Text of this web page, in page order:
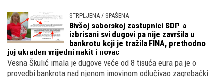
STRPLJENA / SPAŠENA
Bivšoj saborskoj zastupnici SDP-a
izbrisani svi dugovi pa nije završila u
bankrotu koji je tražila FINA, prethodno
joj ukraden vrijedni nakit i novac
Vesna Škulić imala je dugove veće od 8 tisuća eura pa je o
provedbi bankrota nad njenom imovinom odlučivao zagrebački